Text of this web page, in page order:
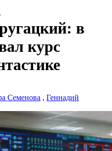
в
курс
Семенова , Геннадий